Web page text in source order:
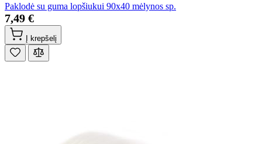
Paklodė su guma lopšiukui 90x40 mėlynos sp.
7,49 €
Į krepšelį